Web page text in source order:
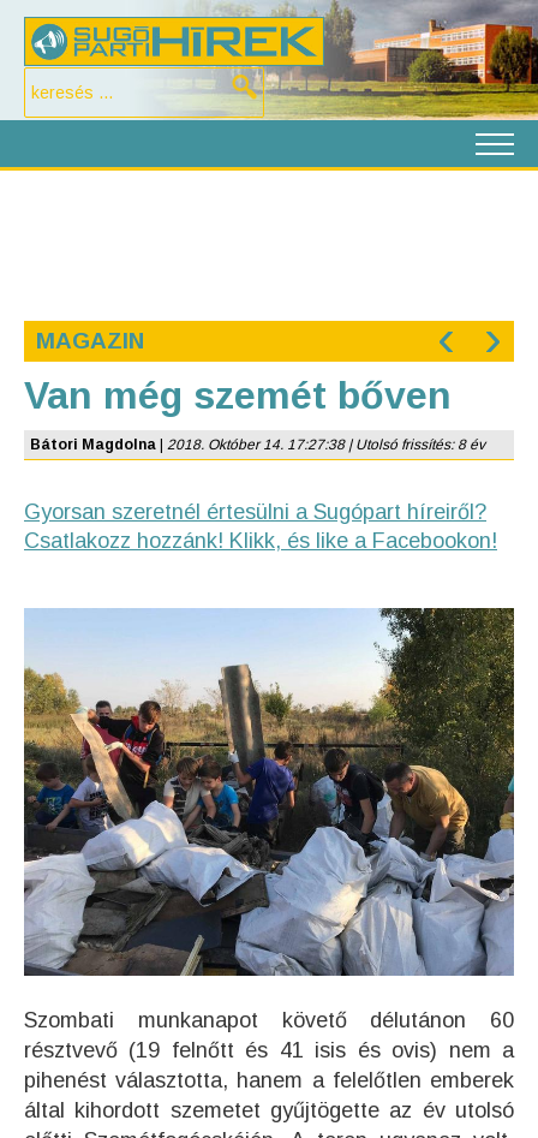
MAGAZIN ‹ ›
Van még szemét bőven
Bátori Magdolna 2018. Október 14. 17:27:38 | Utolsó frissítés: 8 év
Gyorsan szeretnél értesülni a Sugópart híreiről?
Csatlakozz hozzánk! Klikk, és like a Facebookon!
Szombati munkanapot követő délutánon 60
résztvevő (19 felnőtt és 41 isis és ovis) nem a
pihenést választotta, hanem a felelőtlen emberek
által kihordott szemetet gyűjtögette az év utolsó